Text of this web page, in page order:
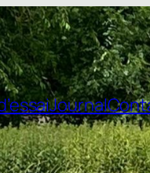
Journal